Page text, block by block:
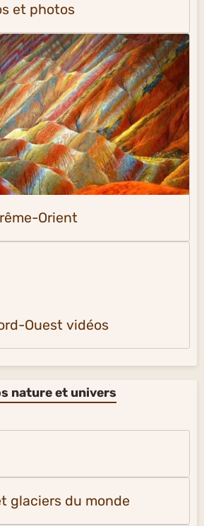
et photos
Orient
Ouest vidéos
nature et univers
glaciers du monde